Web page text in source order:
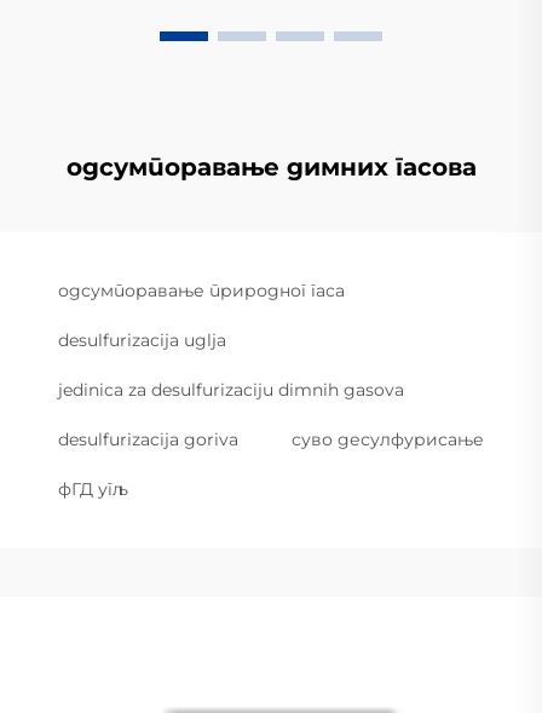
одсумпоравање димних гасова
одсумпоравање природног гаса
desulfurizacija uglja
jedinica za desulfurizaciju dimnih gasova
desulfurizacija goriva суво десулфурисање
фГД угљ